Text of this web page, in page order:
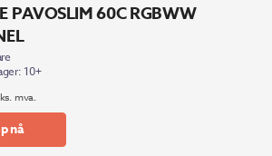
PAVOSLIM 60C RGBWW
10+
mva.
nå